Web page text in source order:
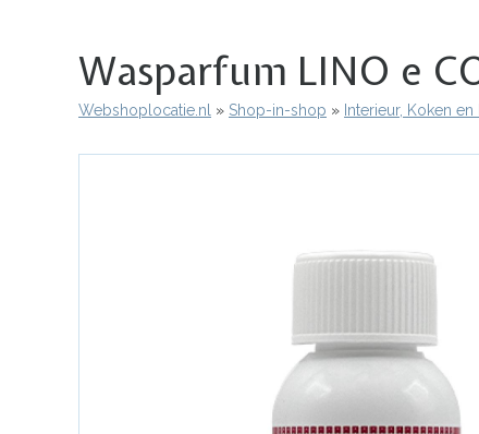
Wasparfum LINO e
Kruimelpad
Webshoplocatie.nl Shop-in-shop Interieur, Koken